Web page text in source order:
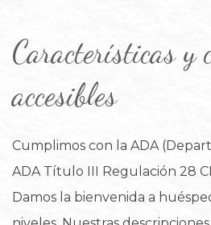
Características y
accesibles
Cumplimos con la ADA
ADA Título III Regulación 28
Damos la bienvenida a